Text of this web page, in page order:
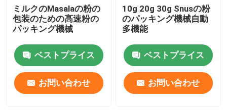
ミルクのMasalaの粉の
包装のための高速粉の
パッキング機械
ベストプライス
お問い合わせ
10g 20g 30g Snusの粉
のパッキング機械自動
多機能
ベストプライス
お問い合わせ